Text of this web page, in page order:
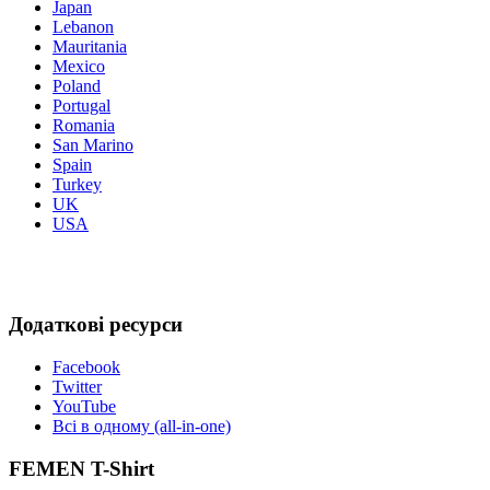
Japan
Lebanon
Mauritania
Mexico
Poland
Portugal
Romania
San Marino
Spain
Turkey
UK
USA
Додаткові ресурси
Facebook
Twitter
YouTube
Всі в одному (all-in-one)
FEMEN T-Shirt